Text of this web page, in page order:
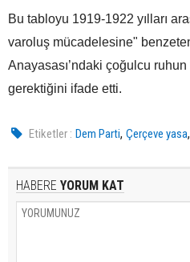
Bu tabloyu 1919-1922 yılları
varoluş mücadelesine"
Anayasası’ndaki çoğulcu
gerektiğini ifade etti.
Etiketler : Dem Parti,Çerçeve yasa
HABERE YORUM KAT